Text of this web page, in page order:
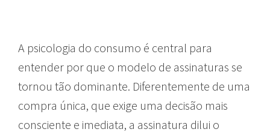
A psicologia do consumo é central para
entender por que o modelo de assinaturas se
tornou tão dominante. Diferentemente de uma
compra única, que exige uma decisão mais
consciente e imediata, a assinatura dilui o